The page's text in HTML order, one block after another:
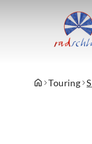
Touring